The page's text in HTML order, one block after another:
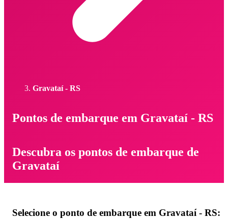
Gravataí - RS
Pontos de embarque em Gravataí - RS
Descubra os pontos de embarque de
Gravataí
Selecione o ponto de embarque em Gravataí - RS: